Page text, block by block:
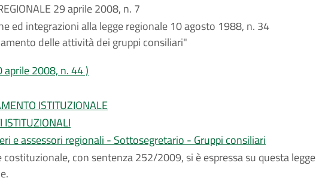
29 aprile 2008, n. 7
ed integrazioni alla legge regionale 10 agosto 1988, n. 34
delle attività dei gruppi consiliari"
aprile 2008, n. 44 )
ISTITUZIONALE
ISTITUZIONALI
e assessori regionali - Sottosegretario - Gruppi consiliari
costituzionale, con sentenza 252/2009, si è espressa su questa legge